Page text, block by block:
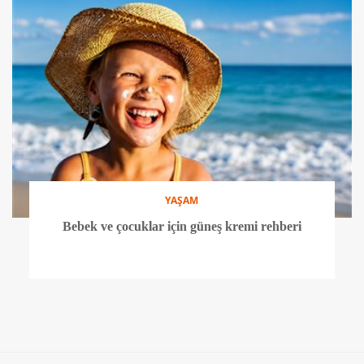
YAŞAM
Bebek ve çocuklar için güneş kremi rehberi